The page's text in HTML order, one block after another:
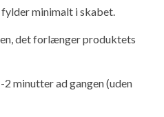
- webshop
fylder minimalt i skabet.
det forlænger produktets
minutter ad gangen (uden